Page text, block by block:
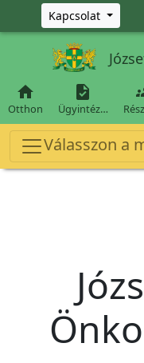
Ugrás a fő tartalomra
Kapcsolat

Otthon

Ügyintéz…
Válasszon a